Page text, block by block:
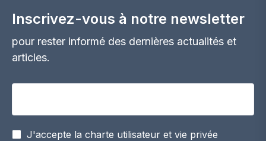
Inscrivez-vous à notre newsletter
pour rester informé des dernières actualités et
articles.
J'accepte la charte utilisateur et vie privée